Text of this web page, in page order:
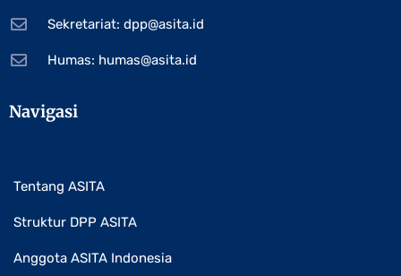
Sekretariat: dpp@asita.id
Humas: humas@asita.id
Navigasi
Tentang ASITA
Struktur DPP ASITA
Anggota ASITA Indonesia